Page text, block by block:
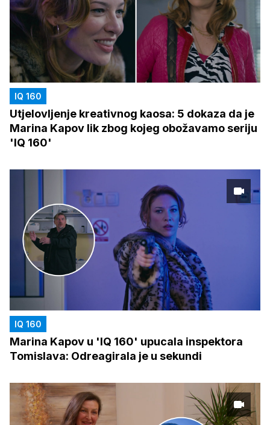
IQ 160
Utjelovljenje kreativnog kaosa: 5 dokaza da je
Marina Kapov lik zbog kojeg obožavamo seriju
'IQ 160'
IQ 160
Marina Kapov u 'IQ 160' upucala inspektora
Tomislava: Odreagirala je u sekundi